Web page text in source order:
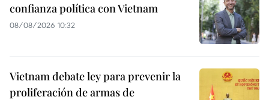
confianza política con Vietnam
08/08/2026 10:32
Vietnam debate ley para prevenir la
proliferación de armas de